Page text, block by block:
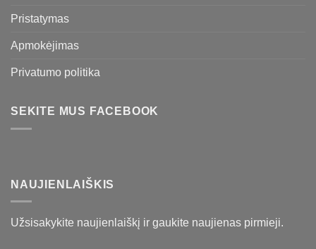
Pristatymas
Apmokėjimas
Privatumo politika
SEKITE MUS FACEBOOK
NAUJIENLAIŠKIS
Užsisakykite naujienlaiškį ir gaukite naujienas pirmieji.